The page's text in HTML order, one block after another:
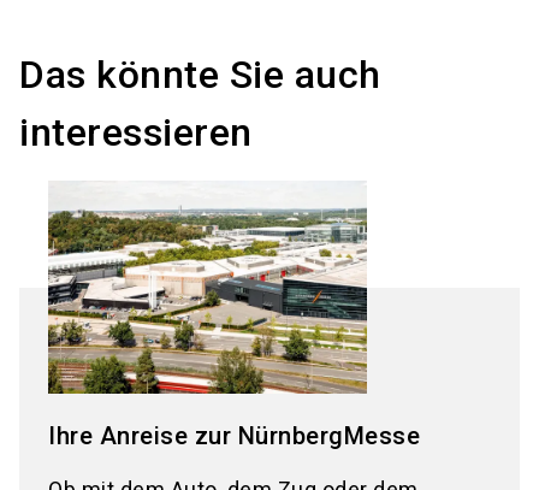
Das könnte Sie auch
interessieren
Ihre Anreise zur NürnbergMesse